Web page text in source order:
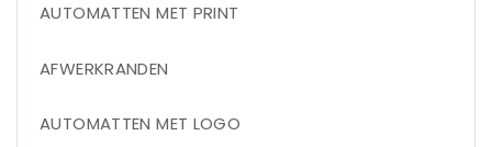
AUTOMATTEN MET PRINT
AFWERKRANDEN
AUTOMATTEN MET LOGO